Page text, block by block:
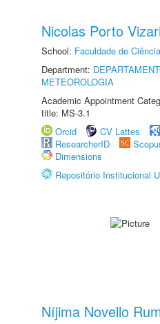
Nicolas Porto
School: Faculdade de
Department:
METEOROLOGIA
Academic Appointment
title: MS-3.1
Orcid
CV Lattes
ResearcherID
Dimensions
Repositório Institucional
Níjima Novello